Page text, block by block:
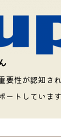
性が認知さ
トしています